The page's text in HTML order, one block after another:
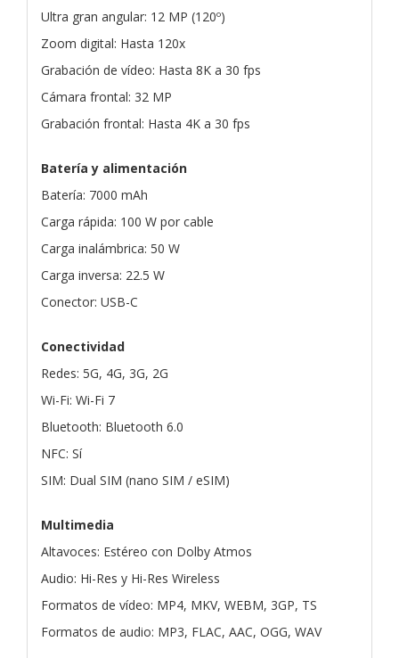
Ultra gran angular: 12 MP (120º)
Zoom digital: Hasta 120x
Grabación de vídeo: Hasta 8K a 30 fps
Cámara frontal: 32 MP
Grabación frontal: Hasta 4K a 30 fps
Batería y alimentación
Batería: 7000 mAh
Carga rápida: 100 W por cable
Carga inalámbrica: 50 W
Carga inversa: 22.5 W
Conector: USB-C
Conectividad
Redes: 5G, 4G, 3G, 2G
Wi-Fi: Wi-Fi 7
Bluetooth: Bluetooth 6.0
NFC: Sí
SIM: Dual SIM (nano SIM / eSIM)
Multimedia
Altavoces: Estéreo con Dolby Atmos
Audio: Hi-Res y Hi-Res Wireless
Formatos de vídeo: MP4, MKV, WEBM, 3GP, TS
Formatos de audio: MP3, FLAC, AAC, OGG, WAV